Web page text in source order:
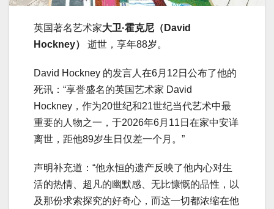
英国著名艺术家大卫·霍克尼（David
Hockney） 逝世，享年88岁。
David Hockney 的发言人在6月12日公布了他的
死讯：“享誉盛名的英国艺术家 David
Hockney，作为20世纪和21世纪当代艺术中最
重要的人物之一，于2026年6月11日在家中安详
离世，距他89岁生日仅差一个月。”
声明补充道：“他永恒的遗产反映了他内心对生
活的热情、超凡的幽默感、无比慷慨的品性，以
及那份求索探究的好奇心，而这一切都浓缩在他